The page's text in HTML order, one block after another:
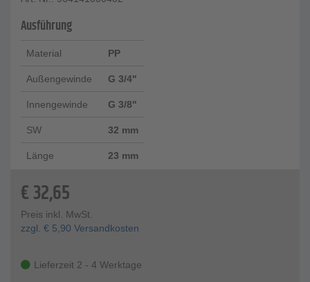
Ausführung
Material PP
Außengewinde G 3/4"
Innengewinde G 3/8"
SW 32 mm
Länge 23 mm
€32,65
Preis inkl. MwSt.
zzgl. € 5,90 Versandkosten
Lieferzeit 2 - 4 Werktage